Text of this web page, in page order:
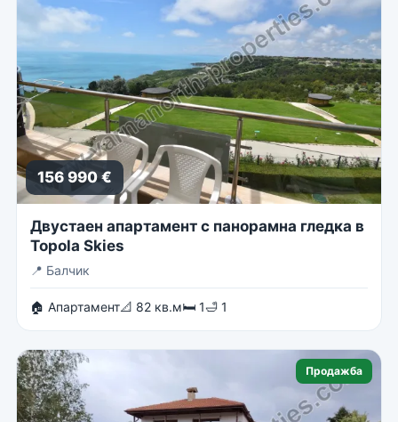
156 990 €
Двустаен апартамент с панорамна гледка в
Topola Skies
📍 Балчик
🏠 Апартамент📐 82 кв.м🛏 1🛁 1
Продажба